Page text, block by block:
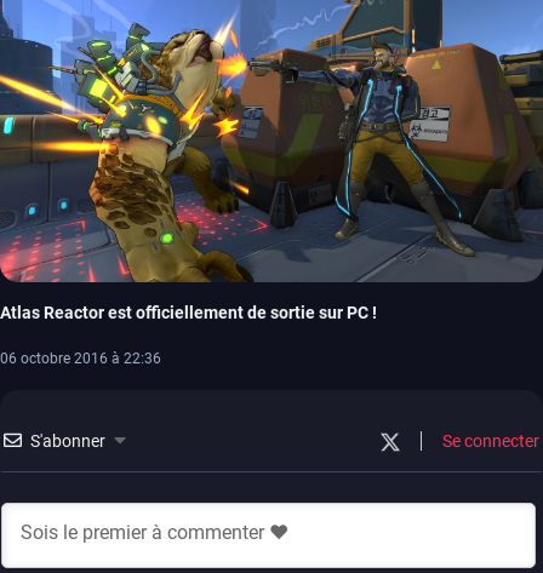
Atlas Reactor est officiellement de sortie sur PC !
06 octobre 2016 à 22:36
S'abonner Se connecter